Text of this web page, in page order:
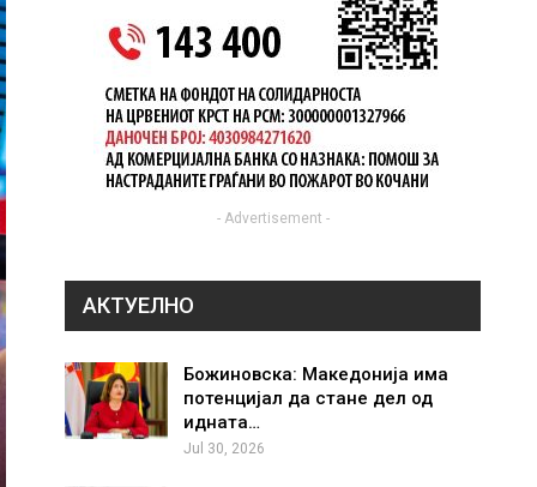
- Advertisement -
АКТУЕЛНО
Божиновска: Македонија има
потенцијал да стане дел од
идната…
Jul 30, 2026